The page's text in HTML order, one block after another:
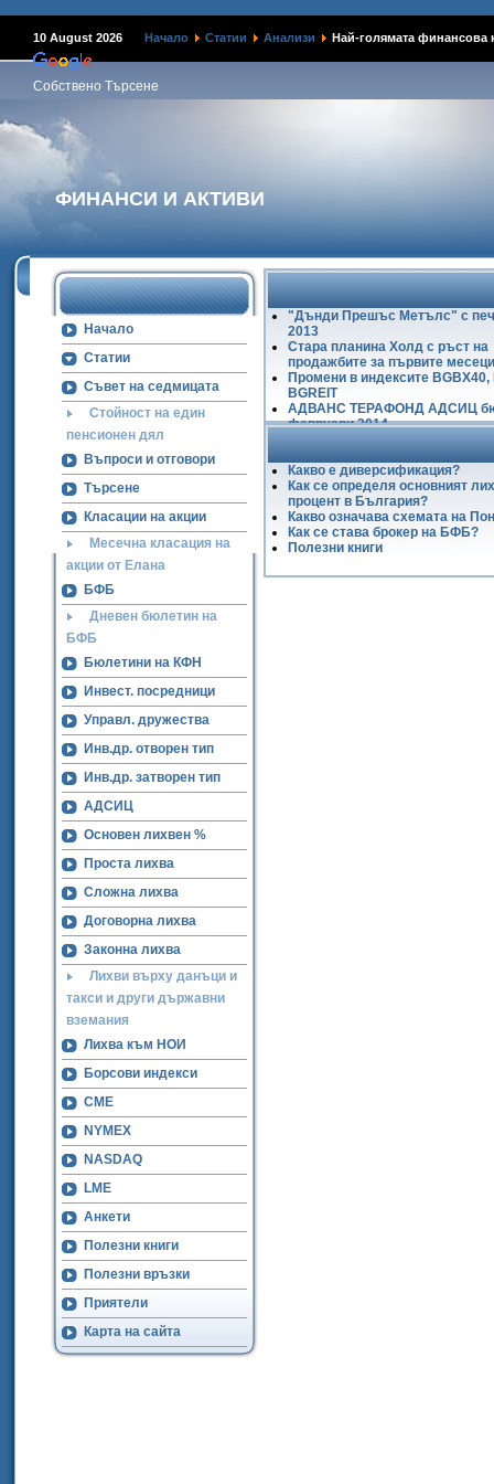
10 August 2026 Начало Статии Анализи Най-голямата финансова
Собствено Търсене
ФИНАНСИ И АКТИВИ
Начало
Статии
Съвет на седмицата
Стойност на един
пенсионен дял
Въпроси и отговори
Търсене
Класации на акции
Месечна класация на
акции от Елана
БФБ
Дневен бюлетин на
БФБ
Бюлетини на КФН
Инвест. посредници
Управл. дружества
Инв.др. отворен тип
Инв.др. затворен тип
АДСИЦ
Основен лихвен %
Проста лихва
Сложна лихва
Договорна лихва
Законна лихва
Лихви върху данъци и
такси и други държавни
вземания
Лихва към НОИ
Борсови индекси
CME
NYMEX
NASDAQ
LME
Анкети
Полезни книги
Полезни връзки
Приятели
Карта на сайта
"Дънди Прешъс Метълс" с
2013
Стара планина Холд с ръст на
продажбите за първите
Промени в индексите BGBX40,
BGREIT
АДВАНС ТЕРАФОНД АДСИЦ
февруари 2014
Ръст на БФБ в първите два
2014
Какво е диверсификация?
Как се определя основният
процент в България?
Какво означава схемата на
Как се става брокер на БФБ?
Полезни книги